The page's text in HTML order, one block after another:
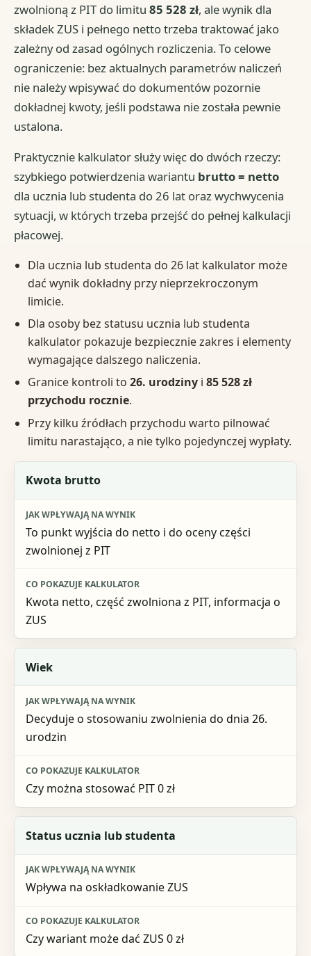
zwolnioną z PIT do limitu85 528 zł, ale wynik dla
składek ZUS i pełnego netto trzeba traktować jako
zależny od zasad ogólnych rozliczenia. To celowe
ograniczenie: bez aktualnych parametrów naliczeń
nie należy wpisywać do dokumentów pozornie
dokładnej kwoty, jeśli podstawa nie została pewnie
ustalona.
Praktycznie kalkulator służy więc do dwóch rzeczy:
szybkiego potwierdzenia wariantu brutto = netto
dla ucznia lub studenta do 26 lat oraz wychwycenia
sytuacji, w których trzeba przejść do pełnej kalkulacji
płacowej.
Dla ucznia lub studenta do 26 lat kalkulator może
dać wynik dokładny przy nieprzekroczonym
limicie.
Dla osoby bez statusu ucznia lub studenta
kalkulator pokazuje bezpiecznie zakres i elementy
wymagające dalszego naliczenia.
Granice kontroli to 26. urodzinyi 85 528 zł
przychodu rocznie.
Przy kilku źródłach przychodu warto pilnować
limitu narastająco, a nie tylko pojedynczej wypłaty.
Dane wejściowe
Jak wpływają na wynik
Co pokazuje kalkulator
Kwota brutto
To punkt wyjścia do netto i do oceny części
zwolnionej z PIT
Kwota netto, część zwolniona z PIT, informacja o
ZUS
Wiek
Decyduje o stosowaniu zwolnienia do dnia 26.
urodzin
Czy można stosować PIT 0 zł
Status ucznia lub studenta
Wpływa na oskładkowanie ZUS
Czy wariant może dać ZUS 0 zł